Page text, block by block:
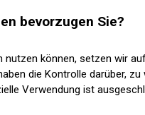
bevorzugen Sie?
können, setzen wir
die Kontrolle darüber,
Verwendung ist